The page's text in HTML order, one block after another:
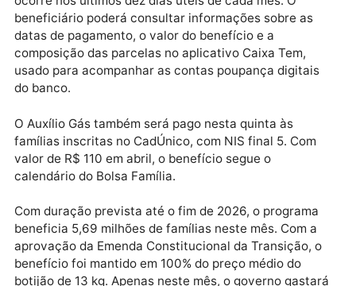
março, após o governo fazer um pente-fino no
Cadastro Único para Programas Sociais do Governo
Federal (CadÚnico), a fim de eliminar fraudes. Em
junho, começará o pagamento do adicional de R$ 50
por gestante, por criança de 7 a 12 anos e por
No modelo tradicional do Bolsa Família, o pagamento
ocorre nos últimos dez dias úteis de cada mês. O
beneficiário poderá consultar informações sobre as
datas de pagamento, o valor do benefício e a
composição das parcelas no aplicativo Caixa Tem,
usado para acompanhar as contas poupança digitais
do banco.